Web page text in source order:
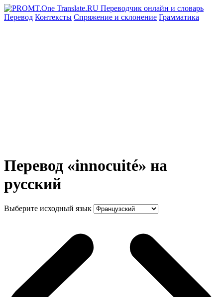
Перевод Контексты Спряжение и склонение Грамматика
Перевод «innocuité» на
русский
Выберите исходный язык